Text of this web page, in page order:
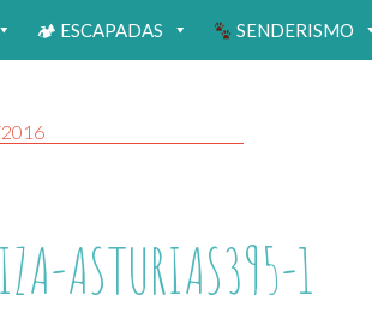
🏕 ESCAPADAS SENDERISMO
ASTURIAS395-1